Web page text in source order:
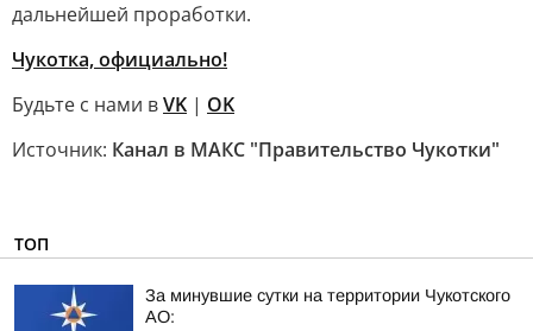
дальнейшей проработки.
Чукотка, официально!
Будьте с нами вVK | OK
Источник: Канал в МАКС "Правительство Чукотки"
ТОП
За минувшие сутки на территории Чукотского
АО: